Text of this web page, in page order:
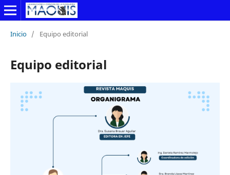
Inicio / Equipo editorial
Equipo editorial